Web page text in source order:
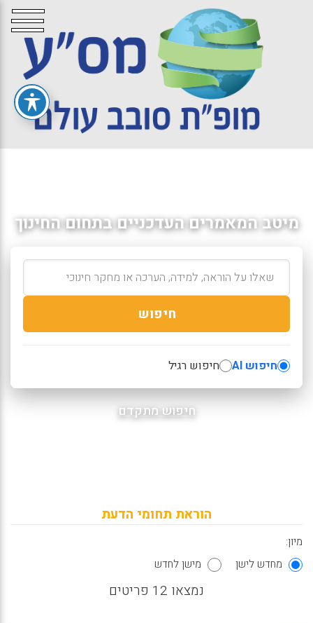
מיטב המאמרים העדכניים בתחום החינוך
חיפוש
חיפוש AI חיפוש רגיל
חיפוש מתקדם
הוראת תחומי הדעת
מיון:
מחדש לישן
מישן לחדש
נמצאו 12 פריטים